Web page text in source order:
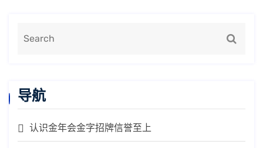
导航
认识金年会金字招牌信誉至上